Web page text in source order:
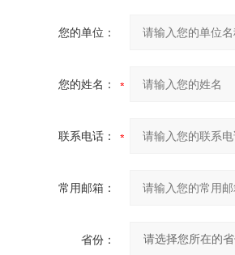
您的单位：
您的姓名：
联系电话：
常用邮箱：
省份：